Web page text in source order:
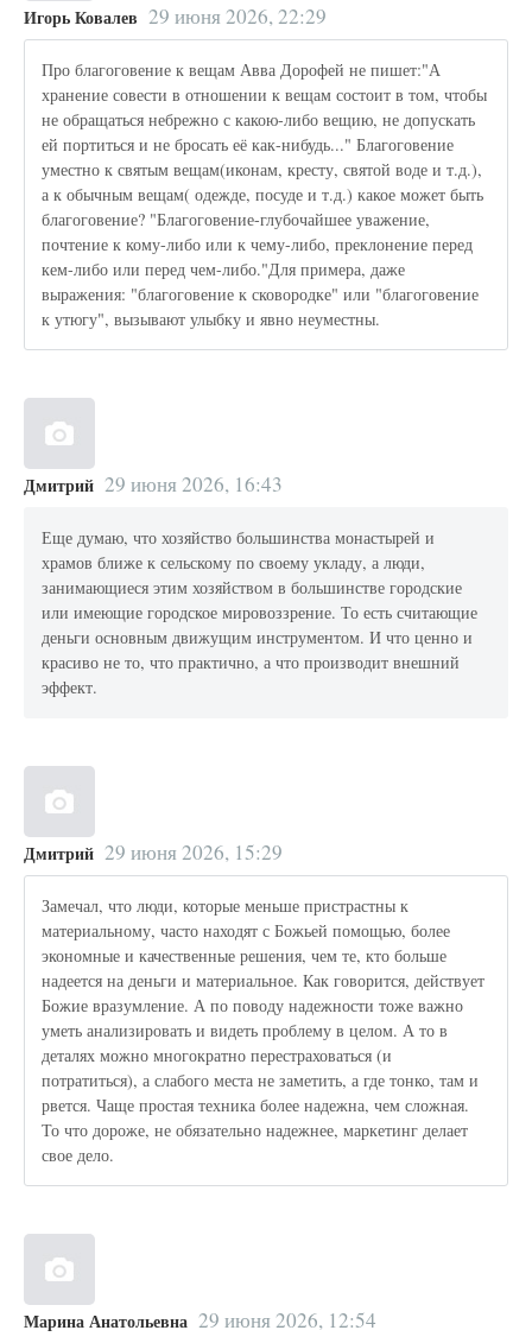
Игорь Ковалев 29 июня 2026, 22:29
Про благоговение к вещам Авва Дорофей не пишет:"А
хранение совести в отношении к вещам состоит в том, чтобы
не обращаться небрежно с какою-либо вещию, не допускать
ей портиться и не бросать её как-нибудь..." Благоговение
уместно к святым вещам(иконам, кресту, святой воде и т.д.),
а к обычным вещам( одежде, посуде и т.д.) какое может быть
благоговение? "Благоговение-глубочайшее уважение,
почтение к кому-либо или к чему-либо, преклонение перед
кем-либо или перед чем-либо."Для примера, даже
выражения: "благоговение к сковородке" или "благоговение
к утюгу", вызывают улыбку и явно неуместны.
Дмитрий 29 июня 2026, 16:43
Еще думаю, что хозяйство большинства монастырей и
храмов ближе к сельскому по своему укладу, а люди,
занимающиеся этим хозяйством в большинстве городские
или имеющие городское мировоззрение. То есть считающие
деньги основным движущим инструментом. И что ценно и
красиво не то, что практично, а что производит внешний
эффект.
Дмитрий 29 июня 2026, 15:29
Замечал, что люди, которые меньше пристрастны к
материальному, часто находят с Божьей помощью, более
экономные и качественные решения, чем те, кто больше
надеется на деньги и материальное. Как говорится, действует
Божие вразумление. А по поводу надежности тоже важно
уметь анализировать и видеть проблему в целом. А то в
деталях можно многократно перестраховаться (и
потратиться), а слабого места не заметить, а где тонко, там и
рвется. Чаще простая техника более надежна, чем сложная.
То что дороже, не обязательно надежнее, маркетинг делает
свое дело.
Марина Анатольевна 29 июня 2026, 12:54